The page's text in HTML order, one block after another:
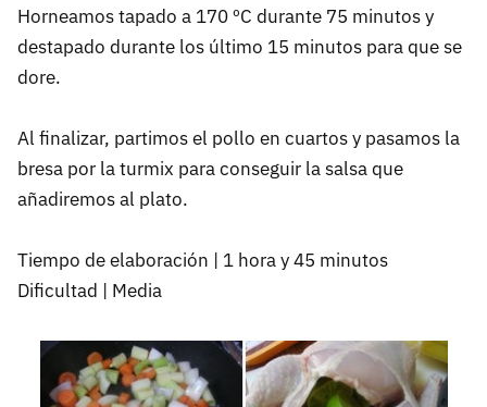
Horneamos tapado a 170 ºC durante 75 minutos y
destapado durante los último 15 minutos para que se
dore.
Al finalizar, partimos el pollo en cuartos y pasamos la
bresa por la turmix para conseguir la salsa que
añadiremos al plato.
Tiempo de elaboración | 1 hora y 45 minutos
Dificultad | Media